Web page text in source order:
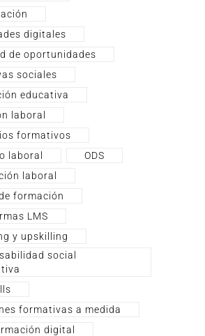
digitales
de oportunidades
sociales
educativa
laboral
formativos
laboral
ODS
laboral
formación
LMS
y upskilling
social
formativas a medida
digital